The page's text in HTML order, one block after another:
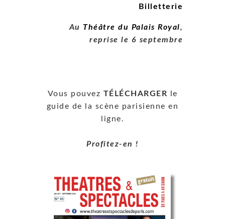
Billetterie
Au Théâtre du Palais Royal,
reprise le 6 septembre
Vous pouvez TÉLÉCHARGER le
guide de la scène parisienne en
ligne.
Profitez-en !